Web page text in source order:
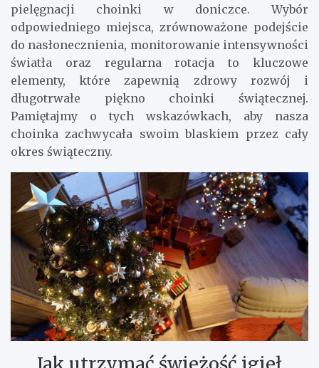
pielęgnacji choinki w doniczce. Wybór
odpowiedniego miejsca, zrównoważone podejście
do nasłonecznienia, monitorowanie intensywności
światła oraz regularna rotacja to kluczowe
elementy, które zapewnią zdrowy rozwój i
długotrwałe piękno choinki świątecznej.
Pamiętajmy o tych wskazówkach, aby nasza
choinka zachwycała swoim blaskiem przez cały
okres świąteczny.